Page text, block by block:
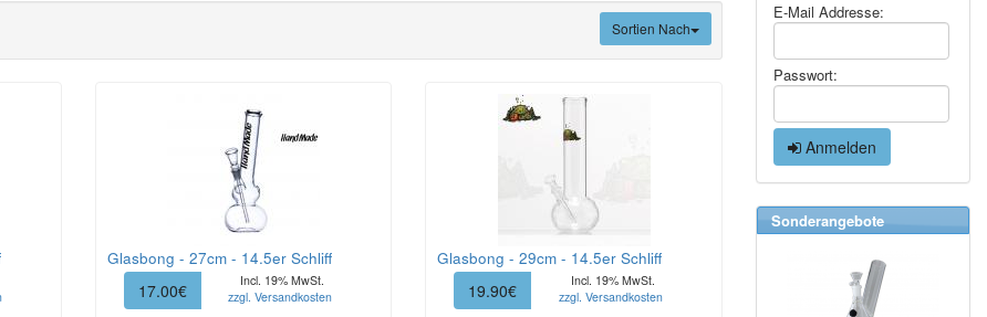
Sortien Nach
Glasbong - 27cm - 14.5er Schliff
17.00€
Incl. 19% MwSt.
zzgl. Versandkosten
Glasbong - 29cm - 14.5er Schliff
19.90€
Incl. 19% MwSt.
zzgl. Versandkosten
E-Mail Addresse:
Passwort:
Anmelden
Sonderangebote